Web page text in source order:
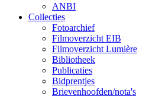
ANBI
Collecties
Fotoarchief
Filmoverzicht EIB
Filmoverzicht Lumière
Bibliotheek
Publicaties
Bidprentjes
Brievenhoofden/nota's